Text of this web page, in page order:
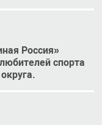
Россия»
спорта